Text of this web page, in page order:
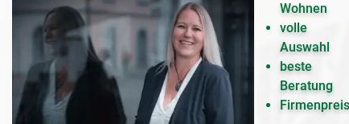
Wohnen
volle
Auswahl
beste
Beratung